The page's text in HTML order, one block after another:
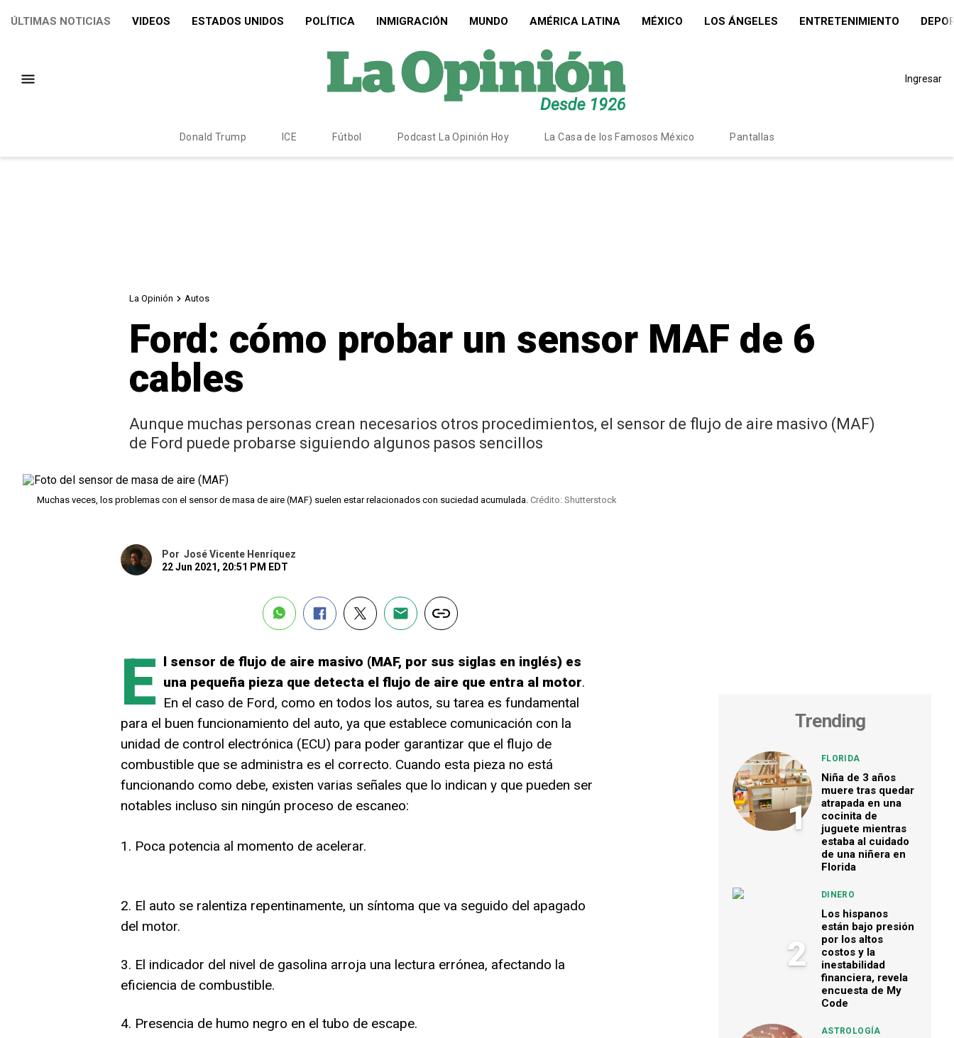
ÚLTIMAS NOTICIAS VIDEOS ESTADOS UNIDOS POLÍTICA INMIGRACIÓN MUNDO AMÉRICA LATINA MÉXICO LOS ÁNGELES ENTRETENIMIENTO
Ingresar
Donald Trump ICE Fútbol Podcast La Opinión Hoy La Casa de los Famosos México Pantallas
La Opinión Autos
Ford: cómo probar un sensor MAF de 6
cables
Aunque muchas personas crean necesarios otros procedimientos, el sensor de flujo de aire masivo (MAF)
de Ford puede probarse siguiendo algunos pasos sencillos
Muchas veces, los problemas con el sensor de masa de aire (MAF) suelen estar relacionados con suciedad acumulada. Crédito: Shutterstock
Por José Vicente Henríquez
22 Jun 2021, 20:51 PM EDT
E l sensor de flujo de aire masivo (MAF, por sus siglas en inglés) es
una pequeña pieza que detecta el flujo de aire que entra al motor.
En el caso de Ford, como en todos los autos, su tarea es fundamental
para el buen funcionamiento del auto, ya que establece comunicación con la
unidad de control electrónica (ECU) para poder garantizar que el flujo de
combustible que se administra es el correcto. Cuando esta pieza no está
funcionando como debe, existen varias señales que lo indican y que pueden ser
notables incluso sin ningún proceso de escaneo:
1. Poca potencia al momento de acelerar.
2. El auto se ralentiza repentinamente, un síntoma que va seguido del apagado
del motor.
3. El indicador del nivel de gasolina arroja una lectura errónea, afectando la
eficiencia de combustible.
4. Presencia de humo negro en el tubo de escape.
Trending
1
FLORIDA
Niña de 3 años
muere tras quedar
atrapada en una
cocinita de
juguete mientras
estaba al cuidado
de una niñera en
Florida
2
DINERO
Los hispanos
están bajo presión
por los altos
costos y la
inestabilidad
financiera, revela
encuesta de My
Code
ASTROLOGÍA